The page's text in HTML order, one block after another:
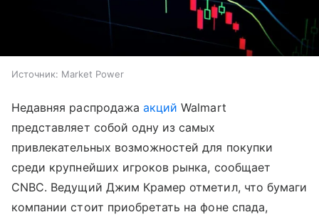
Источник: Market Power
Недавняя распродажа акций Walmart
представляет собой одну из самых
привлекательных возможностей для покупки
среди крупнейших игроков рынка, сообщает
CNBC. Ведущий Джим Крамер отметил, что бумаги
компании стоит приобретать на фоне спада,